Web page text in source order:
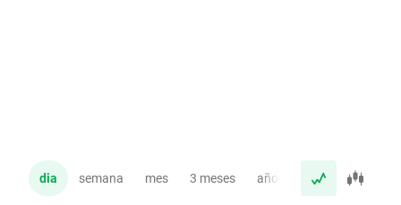
dia semana mes 3 meses año